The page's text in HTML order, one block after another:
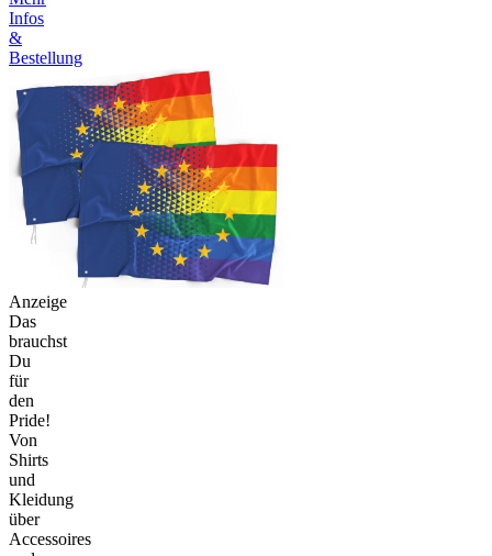
Infos
&
Bestellung
Anzeige
Das
brauchst
Du
für
den
Pride!
Von
Shirts
und
Kleidung
über
Accessoires